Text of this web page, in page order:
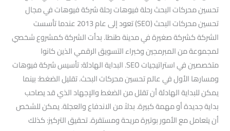
تحسين محركات البحث رحلة فيوهات رحلة شركة فيوهات في مجال
تحسين محركات البحث (SEO) تعود إلى عام 2013 عندما تأسست
الشركة كشركة صغيرة في مدينة طنطا. بدأت الشركة كمشروع شخصي
لمجموعة من المبرمجين وخبراء التسويق الرقمي الذين كانوا
متخصصين في استراتيجيات SEO. البداية الهادئة: تأسيس شركة فيوهات
ومسارها الأول في عالم تحسين محركات البحث. تقليل الضغط: بينما
يمكن للبداية الهادئة أن تقلل من الضغط والإجهاد الذي قد يصاحب
بداية جديدة أو مهمة كبيرة. بدلاً من الاندفاع والعجلة. يمكن للشخص
أن يتعامل مع الأمور بوتيرة مريحة ومستقرة. تحقيق التركيز: كذلك